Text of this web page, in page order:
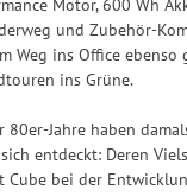
und Zubehör-
Weg ins Office
ins Grüne.
80er-Jahre haben
entdeckt: Deren
Cube bei der